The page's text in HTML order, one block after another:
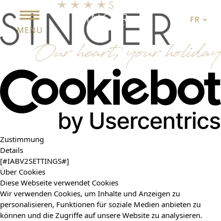
Zustimmung
Details
[#IABV2SETTINGS#]
Über Cookies
Diese Webseite verwendet Cookies
Wir verwenden Cookies, um Inhalte und Anzeigen zu
personalisieren, Funktionen für soziale Medien anbieten zu
können und die Zugriffe auf unsere Website zu analysieren.
MENU
FR